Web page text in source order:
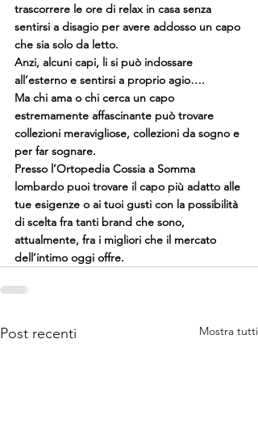
trascorrere le ore di relax in casa senza
sentirsi a disagio per avere addosso un capo
che sia solo da letto.
Anzi, alcuni capi, li si può indossare
all’esterno e sentirsi a proprio agio….
Ma chi ama o chi cerca un capo
estremamente affascinante può trovare
collezioni meravigliose, collezioni da sogno e
per far sognare.
Presso l’Ortopedia Cossia a Somma
lombardo puoi trovare il capo più adatto alle
tue esigenze o ai tuoi gusti con la possibilità
di scelta fra tanti brand che sono,
attualmente, fra i migliori che il mercato
dell’intimo oggi offre.
Post recenti Mostra tutti